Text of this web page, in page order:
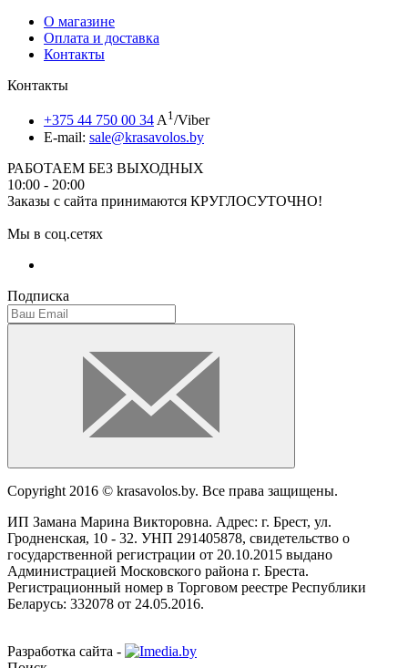
О магазине
Оплата и доставка
Контакты
Контакты
+375 44 750 00 34A1/Viber
E-mail: sale@krasavolos.by
РАБОТАЕМ БЕЗ ВЫХОДНЫХ
10:00 - 20:00
Заказы с сайта принимаются КРУГЛОСУТОЧНО!
Мы в соц.сетях
Подписка
Copyright 2016 © krasavolos.by. Все права защищены.
ИП Замана Марина Викторовна. Адрес: г. Брест, ул.
Гродненская, 10 - 32. УНП 291405878, свидетельство о
государственной регистрации от 20.10.2015 выдано
Администрацией Московского района г. Бреста.
Регистрационный номер в Торговом реестре Республики
Беларусь: 332078 от 24.05.2016.
Разработка сайта -